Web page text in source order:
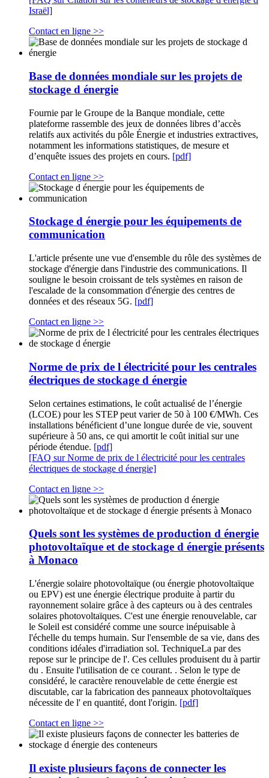
Israël]
Contact en ligne >>
Base de données mondiale sur les projets de
stockage d énergie
Fournie par le Groupe de la Banque mondiale, cette
plateforme rassemble des jeux de données libres d’accès
relatifs aux activités du pôle Énergie et industries extractives,
notamment les informations statistiques, de mesure et
d’enquête issues des projets en cours. [pdf]
Contact en ligne >>
Stockage d énergie pour les équipements de
communication
L'article présente une vue d'ensemble du rôle des systèmes de
stockage d'énergie dans l'industrie des communications. Il
souligne le besoin croissant de tels systèmes en raison de
l'escalade de la consommation d'énergie des centres de
données et des réseaux 5G. [pdf]
Contact en ligne >>
Norme de prix de l électricité pour les centrales
électriques de stockage d énergie
Selon certaines estimations, le coût actualisé de l’énergie
(LCOE) pour les STEP peut varier de 50 à 100 €/MWh. Ces
installations bénéficient d’une longue durée de vie, souvent
supérieure à 50 ans, ce qui amortit le coût initial sur une
période étendue. [pdf]
[FAQ sur Norme de prix de l électricité pour les centrales
électriques de stockage d énergie]
Contact en ligne >>
Quels sont les systèmes de production d énergie
photovoltaïque et de stockage d énergie présents
à Monaco
L'énergie solaire photovoltaïque (ou énergie photovoltaïque
ou EPV) est une énergie électrique produite à partir du
rayonnement solaire grâce à des capteurs ou à des centrales
solaires photovoltaïques. C'est une énergie renouvelable, car
le Soleil est considéré comme une source inépuisable à
l'échelle du temps humain. Sur l'ensemble de sa vie, dans des
conditions idéales d'irradiation sol. TechniqueLa par des
repose sur le principe de l'. Ces cellules produisent du à partir
du . Ensuite l'utilisation de ce courant. . Selon le type de
considéré, le caractère renouvelable de cette énergie est
discutable, car la fabrication des panneaux photovoltaïques
nécessite de l' en quantité, dont l'origin. [pdf]
Contact en ligne >>
Il existe plusieurs façons de connecter les